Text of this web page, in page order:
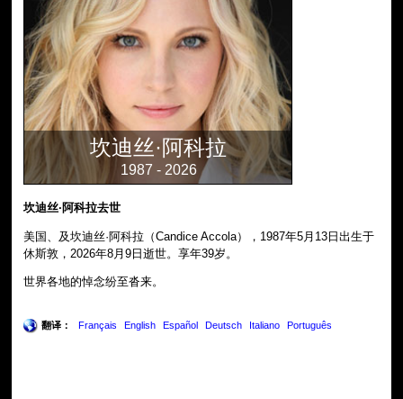
坎迪丝·阿科拉
1987 - 2026
坎迪丝·阿科拉去世
美国、及坎迪丝·阿科拉（Candice Accola），1987年5月13日出生于
休斯敦，2026年8月9日逝世。享年39岁。
世界各地的悼念纷至沓来。
翻译： Français English Español Deutsch Italiano Português